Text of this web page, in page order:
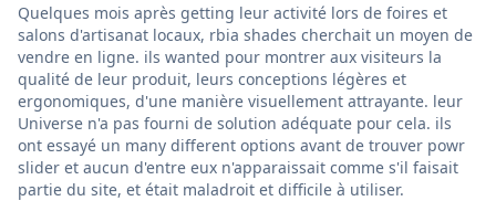
Quelques mois après getting leur activité lors de foires et
salons d'artisanat locaux, rbia shades cherchait un moyen de
vendre en ligne. ils wanted pour montrer aux visiteurs la
qualité de leur produit, leurs conceptions légères et
ergonomiques, d'une manière visuellement attrayante. leur
Universe n'a pas fourni de solution adéquate pour cela. ils
ont essayé un many different options avant de trouver powr
slider et aucun d'entre eux n'apparaissait comme s'il faisait
partie du site, et était maladroit et difficile à utiliser.